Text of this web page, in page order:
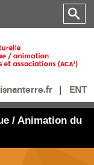
ENT
/ Animation du